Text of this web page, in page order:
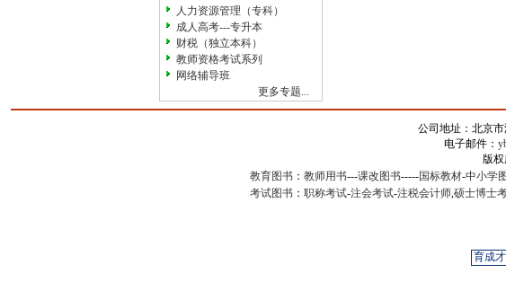
人力资源管理（专科）
成人高考---专升本
财税（独立本科）
教师资格考试系列
网络辅导班
更多专题...
公司地址：北京
电子邮件：
版
教育图书 ： 教师用书---课改图书-----国标教材-中小学
考试图书 ： 职称考试-注会考试-注税会计师,硕士博士